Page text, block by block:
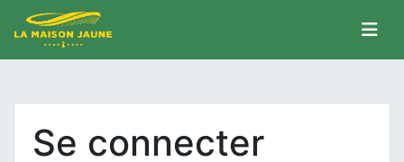
Se connecter